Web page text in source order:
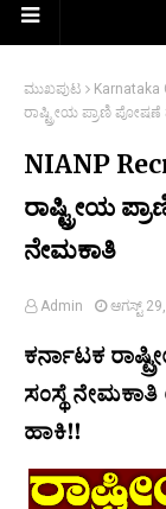
ಮುಖಪುಟ Karnataka
ರಾಷ್ಟ್ರೀಯ ಪ್ರಾಣಿ ಪೋಷಣೆ
NIANP
ರಾಷ್ಟ್ರೀಯ
ನೇಮಕಾತಿ
Admin ಆಗಸ್ಟ್
ಕರ್ನಾಟಕ
ಸಂಸ್ಥೆ ನೇಮಕಾತಿ
ಹಾಕಿ!!